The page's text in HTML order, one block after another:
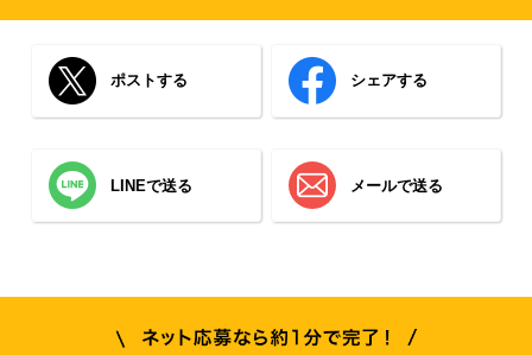
ポストする シェアする
LINEで送る メールで送る